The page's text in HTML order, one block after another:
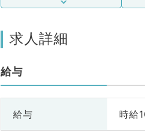
求人詳細
給与
給与 時給